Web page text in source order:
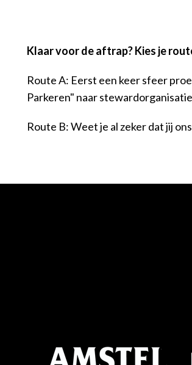
Klaar voor de aftrap? Kies je
Route A: Eerst een keer sfeer
Parkeren" naar
Route B: Weet je al zeker dat jij